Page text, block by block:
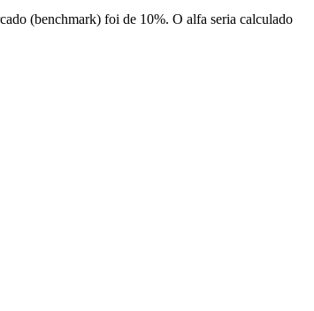
(benchmark) foi de 10%. O alfa seria calculado